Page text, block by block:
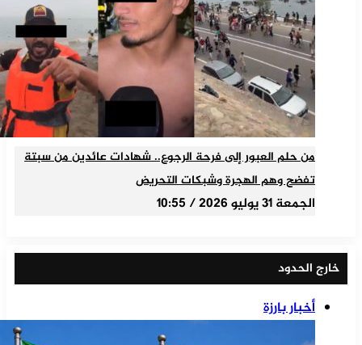
من حلم العبور إلى فرحة الرجوع.. شهادات عائدين من سبتة
تفضح وهم الهجرة وشبكات التحريض
الجمعة 31 يوليو 2026 / 10:55
خارج الحدود
أخبار بارزة